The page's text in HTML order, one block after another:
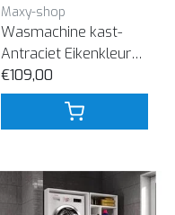
Maxy-shop
Wasmachine kast-
Antraciet Eikenkleur
DK
€109,00